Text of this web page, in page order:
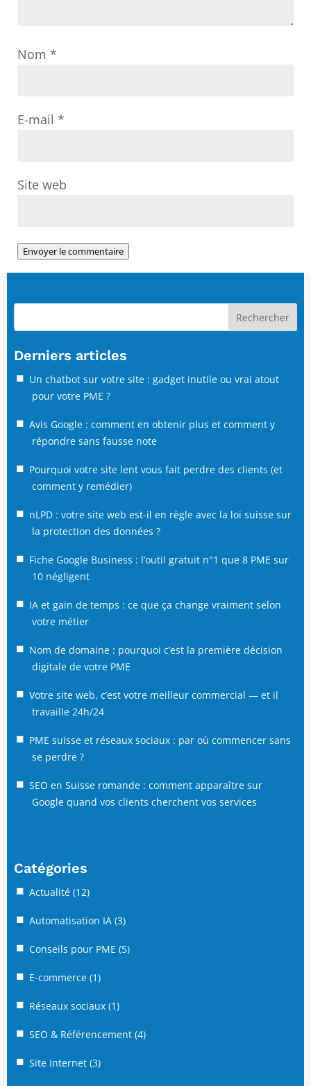
Nom *
E-mail *
Site web
Envoyer le commentaire
Rechercher
Derniers articles
Un chatbot sur votre site : gadget inutile ou vrai atout
pour votre PME ?
Avis Google : comment en obtenir plus et comment y
répondre sans fausse note
Pourquoi votre site lent vous fait perdre des clients (et
comment y remédier)
nLPD : votre site web est-il en règle avec la loi suisse sur
la protection des données ?
Fiche Google Business : l’outil gratuit n°1 que 8 PME sur
10 négligent
IA et gain de temps : ce que ça change vraiment selon
votre métier
Nom de domaine : pourquoi c’est la première décision
digitale de votre PME
Votre site web, c’est votre meilleur commercial — et il
travaille 24h/24
PME suisse et réseaux sociaux : par où commencer sans
se perdre ?
SEO en Suisse romande : comment apparaître sur
Google quand vos clients cherchent vos services
Catégories
Actualité (12)
Automatisation IA (3)
Conseils pour PME (5)
E-commerce (1)
Réseaux sociaux (1)
SEO & Référencement (4)
Site Internet (3)